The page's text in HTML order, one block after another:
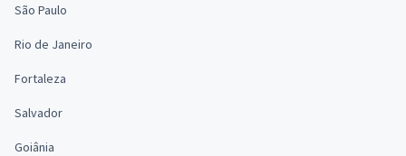
São Paulo
Rio de Janeiro
Fortaleza
Salvador
Goiânia